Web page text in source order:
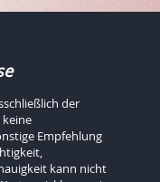
der
Empfehlung
kann nicht